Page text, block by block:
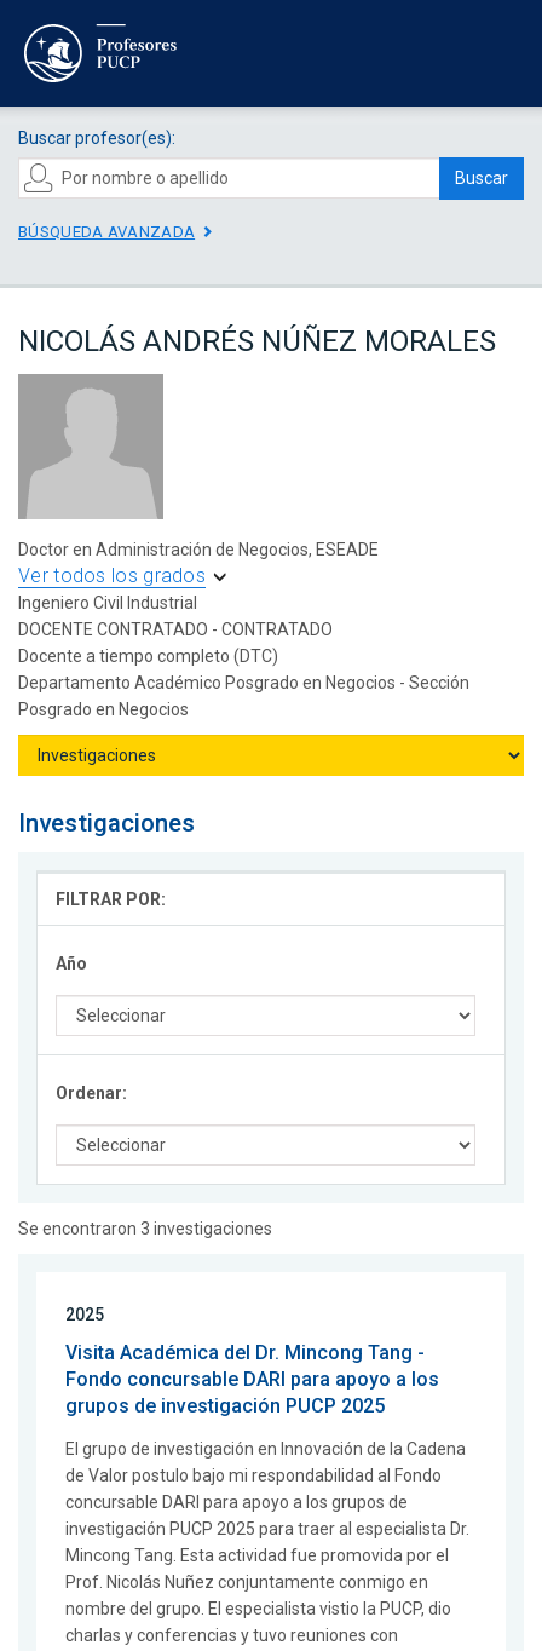
Buscar profesor(es):
Buscar
BÚSQUEDA AVANZADA
NICOLÁS ANDRÉS NÚÑEZ MORALES
Doctor en Administración de Negocios, ESEADE
Ver todos los grados
Ingeniero Civil Industrial
DOCENTE CONTRATADO - CONTRATADO
Docente a tiempo completo (DTC)
Departamento Académico Posgrado en Negocios - Sección
Posgrado en Negocios
Investigaciones
FILTRAR POR:
Año
Ordenar:
Se encontraron 3 investigaciones
2025
Visita Académica del Dr. Mincong Tang -
Fondo concursable DARI para apoyo a los
grupos de investigación PUCP 2025
El grupo de investigación en Innovación de la Cadena
de Valor postulo bajo mi respondabilidad al Fondo
concursable DARI para apoyo a los grupos de
investigación PUCP 2025 para traer al especialista Dr.
Mincong Tang. Esta actividad fue promovida por el
Prof. Nicolás Nuñez conjuntamente conmigo en
nombre del grupo. El especialista vistio la PUCP, dio
charlas y conferencias y tuvo reuniones con